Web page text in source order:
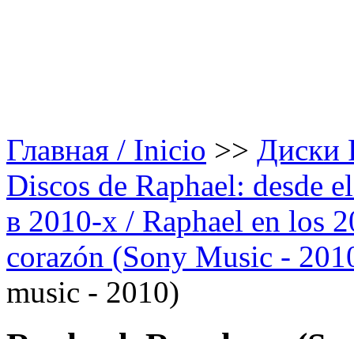
Главная / Inicio >> Диски
Discos de Raphael: desde
в 2010-х / Raphael en los
corazón (Sony Music -
music - 2010)